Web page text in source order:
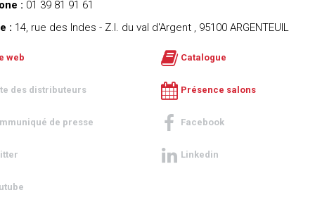
: 01 39 81 91 61
: 14, rue des Indes - Z.I. du val d'Argent , 95100 ARGENTEUIL
web Catalogue
des distributeurs Présence salons
de presse Facebook
Linkedin